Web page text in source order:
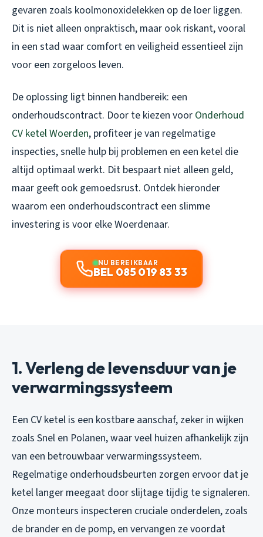
gevaren zoals koolmonoxidelekken op de loer liggen.
Dit is niet alleen onpraktisch, maar ook riskant, vooral
in een stad waar comfort en veiligheid essentieel zijn
voor een zorgeloos leven.
De oplossing ligt binnen handbereik: een
onderhoudscontract. Door te kiezen voor Onderhoud
CV ketel Woerden, profiteer je van regelmatige
inspecties, snelle hulp bij problemen en een ketel die
altijd optimaal werkt. Dit bespaart niet alleen geld,
maar geeft ook gemoedsrust. Ontdek hieronder
waarom een onderhoudscontract een slimme
investering is voor elke Woerdenaar.
NU BEREIKBAAR
BEL 085 019 83 33
1. Verleng de levensduur van je
verwarmingssysteem
Een CV ketel is een kostbare aanschaf, zeker in wijken
zoals Snel en Polanen, waar veel huizen afhankelijk zijn
van een betrouwbaar verwarmingssysteem.
Regelmatige onderhoudsbeurten zorgen ervoor dat je
ketel langer meegaat door slijtage tijdig te signaleren.
Onze monteurs inspecteren cruciale onderdelen, zoals
de brander en de pomp, en vervangen ze voordat